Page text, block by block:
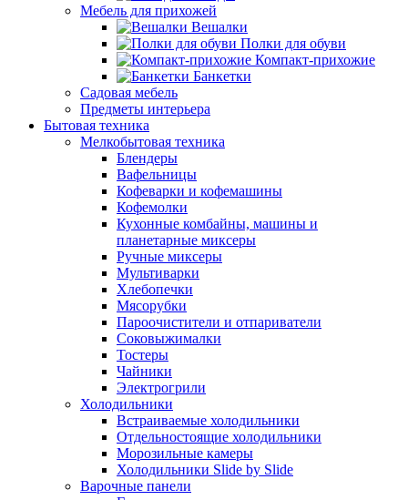
Мебель для прихожей
Вешалки
Полки для обуви
Компакт-прихожие
Банкетки
Садовая мебель
Предметы интерьера
Бытовая техника
Мелкобытовая техника
Блендеры
Вафельницы
Кофеварки и кофемашины
Кофемолки
Кухонные комбайны, машины и
планетарные миксеры
Ручные миксеры
Мультиварки
Хлебопечки
Мясорубки
Пароочистители и отпариватели
Соковыжималки
Тостеры
Чайники
Электрогрили
Холодильники
Встраиваемые холодильники
Отдельностоящие холодильники
Морозильные камеры
Холодильники Slide by Slide
Варочные панели